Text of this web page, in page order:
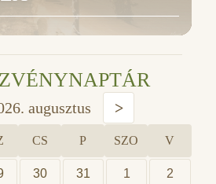
augusztus >
CS P SZO V
30 31 1 2